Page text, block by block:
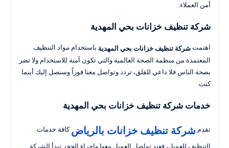
أمن العملاء.
شركة تنظيف خزانات بحي المهدية
اهتمت شركة تنظيف خزانات بحي المهدية باستخدام مواد التنظيف
المعتمدة من منظمة الصحة العالمية والتي تكون آمنة للاستخدام ولا تضر
بصحة الناس فلا داعي للقلق، تردد وتواصل معنا فوراً وسنصل إليك أينما
كنت.
خدمات شركة تنظيف خزانات بحي المهدية
تقدم شركة تنظيف خزانات بالرياض كافة خدمات
التنظيف للعميل، فعند تواصل العميل معها وإجراء الحجز تبدأ الشركة